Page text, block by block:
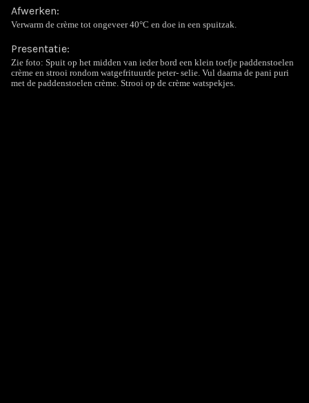
Afwerken:
Verwarm de crème tot ongeveer 40°C en doe in een spuitzak.
Presentatie:
Zie foto: Spuit op het midden van ieder bord een klein toefje paddenstoelen
crème en strooi rondom watgefrituurde peter- selie. Vul daarna de pani puri
met de paddenstoelen crème. Strooi op de crème watspekjes.